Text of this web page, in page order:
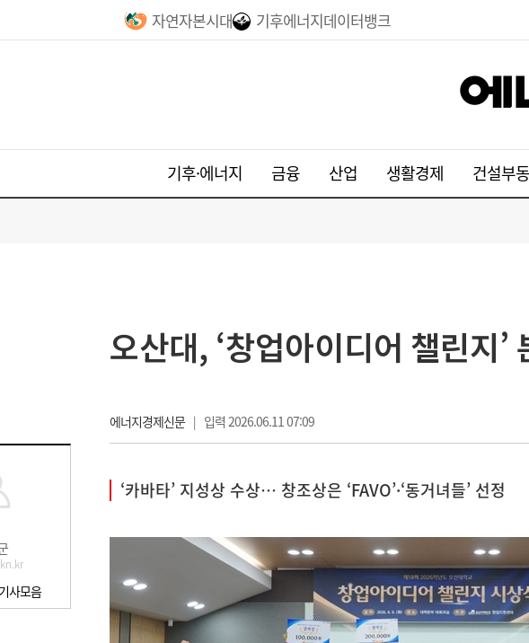
자연자본시대 기후에너지데이터뱅크
기후·에너지 금융 산업 생활경제 건설부
사모음
오산대, ‘창업아이디어 챌린지’
에너지경제신문| 입력 2026.06.11 07:09
‘카바타’ 지성상 수상… 창조상은 ‘FAVO’·‘동거녀들’ 선정